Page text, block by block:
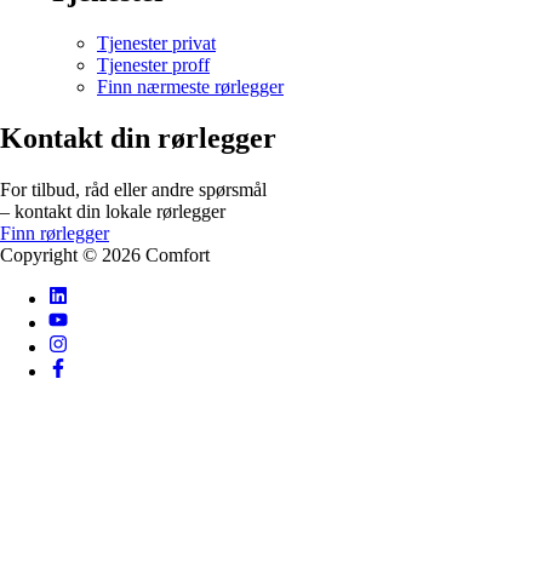
Tjenester privat
Tjenester proff
Finn nærmeste rørlegger
Kontakt din rørlegger
For tilbud, råd eller andre spørsmål
– kontakt din lokale rørlegger
Finn rørlegger
Copyright © 2026 Comfort